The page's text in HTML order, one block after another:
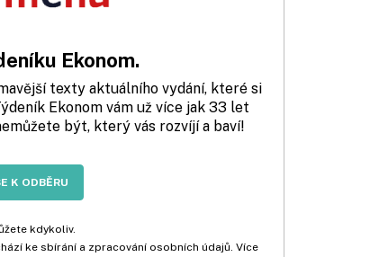
Ekonom.
texty aktuálního vydání, které si
Ekonom vám už více jak 33 let
být, který vás rozvíjí a baví!
K ODBĚRU
kdykoliv.
ke sbírání a zpracování osobních údajů. Více